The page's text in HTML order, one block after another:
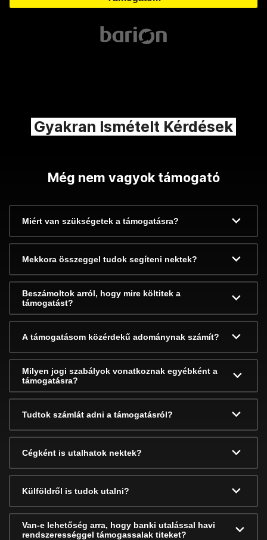
Gyakran Ismételt Kérdések
Még nem vagyok támogató
Miért van szükségetek a támogatásra?
Mekkora összeggel tudok segíteni nektek?
Beszámoltok arról, hogy mire költitek a
támogatást?
A támogatásom közérdekű adománynak számít?
Milyen jogi szabályok vonatkoznak egyébként a
támogatásra?
Tudtok számlát adni a támogatásról?
Cégként is utalhatok nektek?
Külföldről is tudok utalni?
Van-e lehetőség arra, hogy banki utalással havi
rendszerességgel támogassalak titeket?